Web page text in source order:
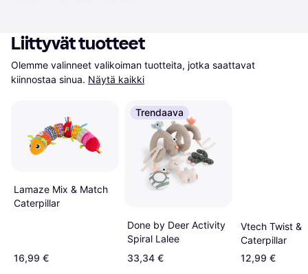
Liittyvät tuotteet
Olemme valinneet valikoiman tuotteita, jotka saattavat
kiinnostaa sinua. Näytä kaikki
Lamaze Mix & Match
Caterpillar
16,99 €
Trendaava
Done by Deer Activity
Spiral Lalee
33,34 €
Vtech Twist &
Caterpillar
12,99 €